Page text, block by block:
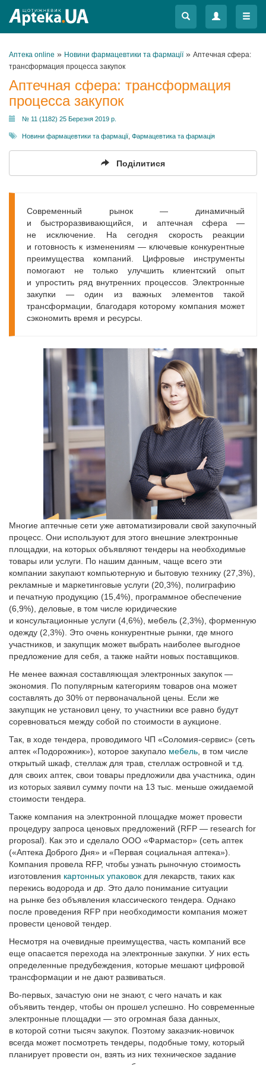
Меню
Меню
Аптека online » Новини фармацевтики та фармації» Аптечная сфера:
трансформация процесса закупок
Аптечная сфера: трансформация
процесса закупок
№ 11 (1182) 25 Березня 2019 р.
Новини фармацевтики та фармації Фармацевтика та фармація
Поділитися
Современный рынок — динамичный
и быстроразвивающийся, и аптечная сфера —
не исключение. На сегодня скорость реакции
и готовность к изменениям — ключевые конкурентные
преимущества компаний. Цифровые инструменты
помогают не только улучшить клиентский опыт
и упростить ряд внутренних процессов. Электронные
закупки — один из важных элементов такой
трансформации, благодаря которому компания может
сэкономить время и ресурсы.
Многие аптечные сети уже автоматизировали свой закупочный
процесс. Они используют для этого внешние электронные
площадки, на которых объявляют тендеры на необходимые
товары или услуги. По нашим данным, чаще всего эти
компании закупают компьютерную и бытовую технику (27,3%),
рекламные и маркетинговые услуги (20,3%), полиграфию
и печатную продукцию (15,4%), программное обеспечение
(6,9%), деловые, в том числе юридические
и консультационные услуги (4,6%), мебель (2,3%), форменную
одежду (2,3%). Это очень конкурентные рынки, где много
участников, и закупщик может выбрать наиболее выгодное
предложение для себя, а также найти новых поставщиков.
Не менее важная составляющая электронных закупок —
экономия. По популярным категориям товаров она может
составлять до 30% от первоначальной цены. Если же
закупщик не установил цену, то участники все равно будут
соревноваться между собой по стоимости в аукционе.
Так, в ходе тендера, проводимого ЧП «Соломия-сервис» (сеть
аптек «Подорожник»), которое закупало мебель , в том числе
открытый шкаф, стеллаж для трав, стеллаж островной и т.д.
для своих аптек, свои товары предложили два участника, один
из которых заявил сумму почти на 13 тыс. меньше ожидаемой
стоимости тендера.
Также компания на электронной площадке может провести
процедуру запроса ценовых предложений (RFP — research for
proposal). Как это и сделало ООО «Фармастор» (сеть аптек
(«Аптека Доброго Дня» и «Первая социальная аптека»).
Компания провела RFP, чтобы узнать рыночную стоимость
изготовления картонных упаковок для лекарств, таких как
перекись водорода и др. Это дало понимание ситуации
на рынке без объявления классического тендера. Однако
после проведения RFP при необходимости компания может
провести ценовой тендер.
Несмотря на очевидные преимущества, часть компаний все
еще опасается перехода на элект­ронные закупки. У них есть
определенные предубеждения, которые мешают цифровой
трансформации и не дают развиваться.
Во-первых, зачастую они не знают, с чего начать и как
объявить тендер, чтобы он прошел успешно. Но современные
электронные площадки — это огромная база данных,
в которой сотни тысяч закупок. Поэтому заказчик-новичок
всегда может посмотреть тендеры, подобные тому, который
планирует провести он, взять из них техническое задание